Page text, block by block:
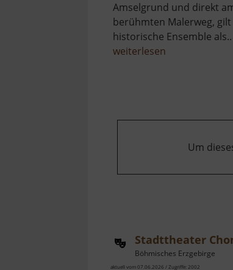
Amselgrund und direkt
berühmten Malerweg, gilt
historische Ensemble als..
weiterlesen
Um
Stadttheater
Böhmisches Erzgebirge
aktuell vom 07.06.2026 / Zugriffe: 2002